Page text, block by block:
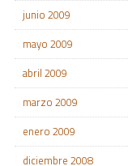
junio 2009
mayo 2009
abril 2009
marzo 2009
enero 2009
diciembre 2008